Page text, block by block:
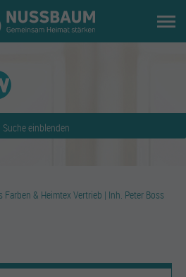
Suche einblenden
Farben & Heimtex Vertrieb | Inh. Peter Boss